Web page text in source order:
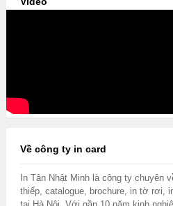
Về công ty in card
In Tân Nhật Minh là công ty chuyên
thiếp, catalogue, brochure, in tờ rơi,